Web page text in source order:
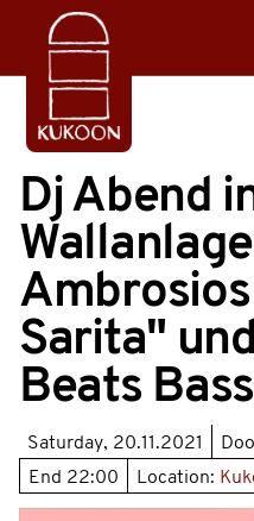
Dj Abend
Ambrosios
Sarita"
Beats
Saturday, 20.11.2021
End 22:00 Location: